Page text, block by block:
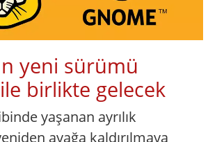
yeni sürümü
birlikte gelecek
yaşanan ayrılık
ayağa kaldırılmaya